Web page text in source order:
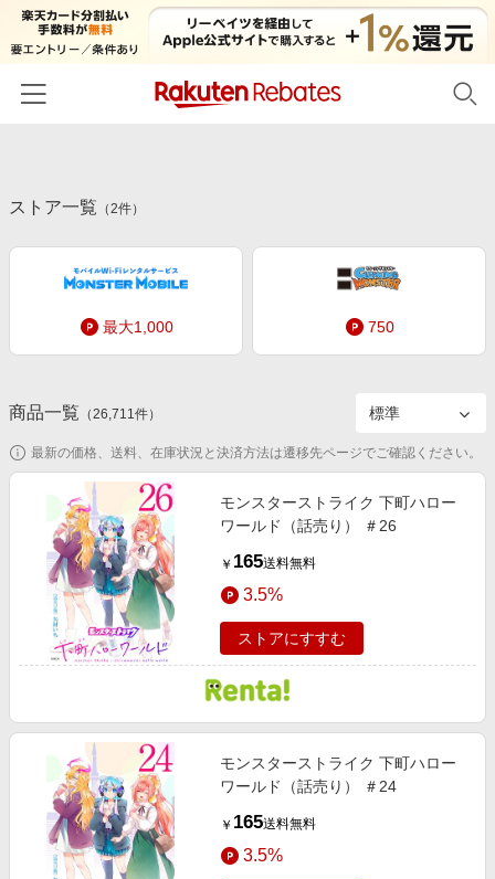
カテゴリー一覧
百貨店・総合ECモール
ファッション・インナー・小物
食品・スイーツ・お酒
家電・PC・スマホ・カメラ
エンタメ
スポーツ・アウトドア・ゴルフ
インテリア・寝具
ペット・花・DIY・車
旅行・レジャー・ホテル予約
金融・マネー・保険
デジタルコンテンツ
ビジネス・その他サービス
初回購入者限定特典
新着ストアのご紹介
電子書籍特集
楽天ペイ導入ストア
楽天サービス特集
旅行特集
わくわく夏特集
とことん買い物チャレンジ
Apple公式サイト×楽天カード分割払い
Samsung ボーナスキャンペーン
週末の高還元 夏の長期版
友達紹介
楽天IDでログイン/会員登録
ストア一覧 （2件）
最大1,000 750
商品一覧 （26,711件）
最新の価格、送料、在庫状況と決済方法は遷移先ページでご確認ください。
モンスターストライク 下町ハロー
ワールド（話売り） ＃26
￥ 165送料無料
3.5%
ストアにすすむ
モンスターストライク 下町ハロー
ワールド（話売り） ＃24
￥ 165送料無料
3.5%